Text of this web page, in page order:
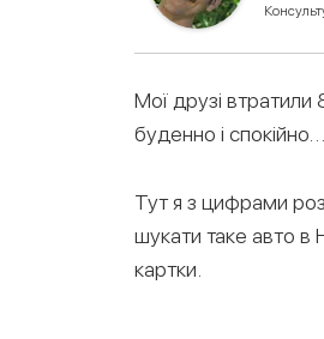
Мої друзі втратили
буденно і
Тут я з цифрами
шукати таке авто в
картки.